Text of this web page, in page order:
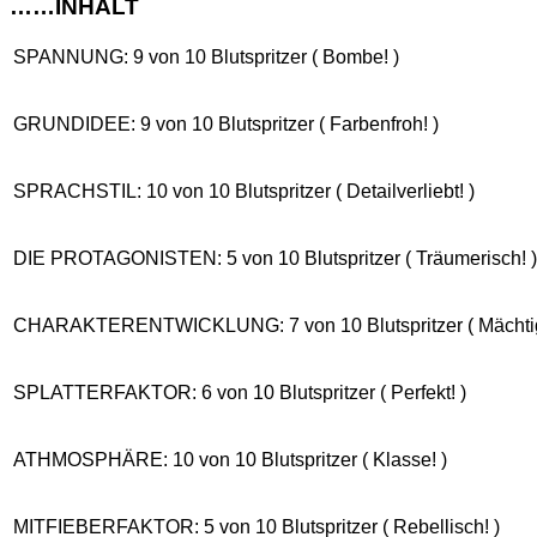
……INHALT
SPANNUNG: 9 von 10 Blutspritzer ( Bombe! )
GRUNDIDEE: 9 von 10 Blutspritzer ( Farbenfroh! )
SPRACHSTIL: 10 von 10 Blutspritzer ( Detailverliebt! )
DIE PROTAGONISTEN: 5 von 10 Blutspritzer ( Träumerisch! )
CHARAKTERENTWICKLUNG: 7 von 10 Blutspritzer (
SPLATTERFAKTOR: 6 von 10 Blutspritzer ( Perfekt! )
ATHMOSPHÄRE: 10 von 10 Blutspritzer ( Klasse! )
MITFIEBERFAKTOR: 5 von 10 Blutspritzer ( Rebellisch! )